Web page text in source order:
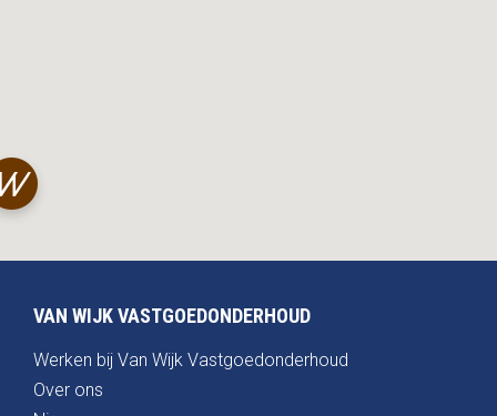
VAN WIJK VASTGOEDONDERHOUD
Werken bij Van Wijk Vastgoedonderhoud
Over ons